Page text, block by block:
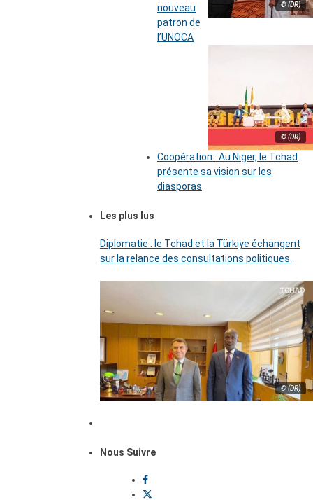
© (DR)
nouveau
patron de
l’UNOCA
© (DR)
Coopération : Au Niger, le Tchad
présente sa vision sur les
diasporas
Les plus lus
Diplomatie : le Tchad et la Türkiye échangent
sur la relance des consultations politiques
© (DR)
Nous Suivre